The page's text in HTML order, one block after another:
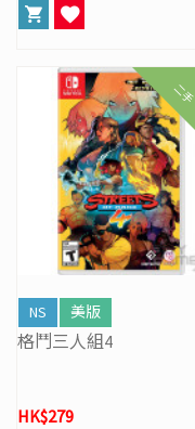
二手
NS 美版
格鬥三人組4
HK$279